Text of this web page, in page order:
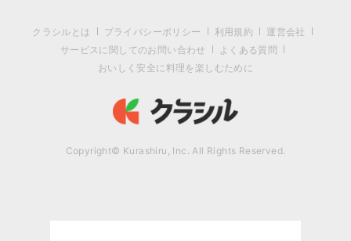
クラシルとは プライバシーポリシー 利用規約
運営会社
サービスに関してのお問い合わせ
よくある質問
おいしく安全に料理を楽しむために
Copyright© Kurashiru, Inc. All Rights Reserved.